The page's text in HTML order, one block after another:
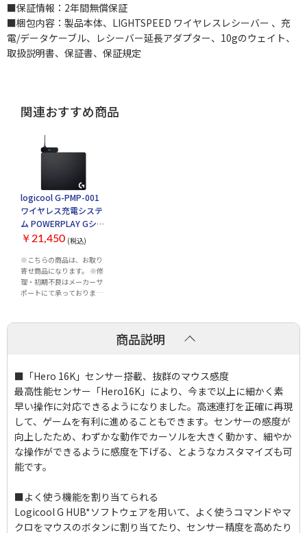
■保証情報：2年間無償保証
■梱包内容：製品本体、LIGHTSPEED ワイヤレスレシーバー 、充
電/データケーブル、レシーバー延長アダプター、10gのウェイト、
取扱説明書、保証書、保証規定
関連おすすめ商品
logicool G-PMP-001
ワイヤレス充電システ
ム POWERPLAY Gシリ
ーズ
￥21,450 (税込)
※こちらの商品は、お取り
寄せ商品になります。 ※修
理・初期不良はメーカーサ
ポートにて承っておりま
らの納品書をご用意いただ
商品説明
■「Hero 16K」センサー搭載、抜群のマウス感度
最高性能センサー「Hero16K」により、今まで以上に細かく素
早い操作に対応できるようになりました。高速連打を正確に再現
して、ゲームを有利に進めることもできます。センサーの感度が
向上したため、わずかな動作でカーソルを大きく動かす、細やか
な操作ができるように感度を下げる、とようなカスタマイズも可
能です。
■よく使う機能を割り当てられる
Logicool G HUB*ソフトウェアを用いて、よく使うコマンドやマ
クロをマウスのボタンに割り当てたり、センサー精度を高めたり